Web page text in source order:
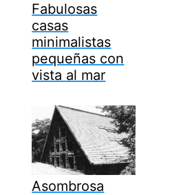
Fabulosas
casas
minimalistas
pequeñas con
vista al mar
Asombrosa